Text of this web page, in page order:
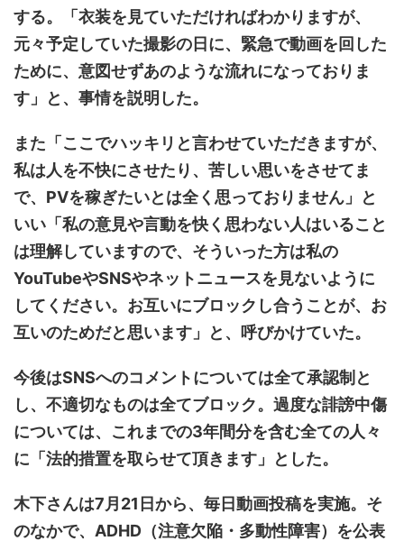
する。「衣装を見ていただければわかりますが、
元々予定していた撮影の日に、緊急で動画を回した
ために、意図せずあのような流れになっておりま
す」と、事情を説明した。
また「ここでハッキリと言わせていただきますが、
私は人を不快にさせたり、苦しい思いをさせてま
で、PVを稼ぎたいとは全く思っておりません」と
いい「私の意見や言動を快く思わない人はいること
は理解していますので、そういった方は私の
YouTubeやSNSやネットニュースを見ないように
してください。お互いにブロックし合うことが、お
互いのためだと思います」と、呼びかけていた。
今後はSNSへのコメントについては全て承認制と
し、不適切なものは全てブロック。過度な誹謗中傷
については、これまでの3年間分を含む全ての人々
に「法的措置を取らせて頂きます」とした。
木下さんは7月21日から、毎日動画投稿を実施。そ
のなかで、ADHD（注意欠陥・多動性障害）を公表